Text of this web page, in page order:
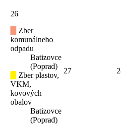
26
Zber
komunálneho
odpadu
Batizovce
(Poprad)
Zber plastov,
VKM,
kovových
obalov
Batizovce
(Poprad)
27